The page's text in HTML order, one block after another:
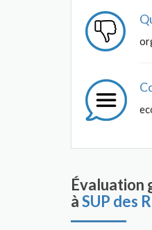
Évaluation
àSUP des